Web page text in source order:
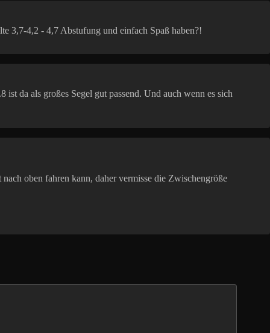
3,7-4,2 - 4,7 Abstufung und einfach Spaß haben?!
da als großes Segel gut passend. Und auch wenn es sich
oben fahren kann, daher vermisse die Zwischengröße